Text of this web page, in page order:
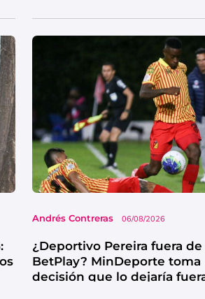
Andrés Contreras 06/08/2026
¿Deportivo Pereira fuera de
BetPlay? MinDeporte toma
decisión que lo dejaría